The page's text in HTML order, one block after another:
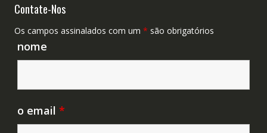
Contate-Nos
Os campos assinalados com um * são obrigatórios
nome
o email *